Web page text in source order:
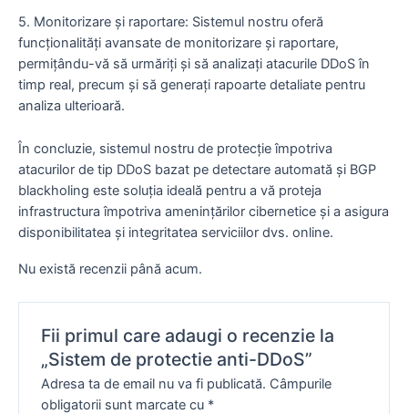
5. Monitorizare și raportare: Sistemul nostru oferă
funcționalități avansate de monitorizare și raportare,
permițându-vă să urmăriți și să analizați atacurile DDoS în
timp real, precum și să generați rapoarte detaliate pentru
analiza ulterioară.
În concluzie, sistemul nostru de protecție împotriva
atacurilor de tip DDoS bazat pe detectare automată și BGP
blackholing este soluția ideală pentru a vă proteja
infrastructura împotriva amenințărilor cibernetice și a asigura
disponibilitatea și integritatea serviciilor dvs. online.
Nu există recenzii până acum.
Fii primul care adaugi o recenzie la
„Sistem de protectie anti-DDoS”
Adresa ta de email nu va fi publicată. Câmpurile
obligatorii sunt marcate cu *